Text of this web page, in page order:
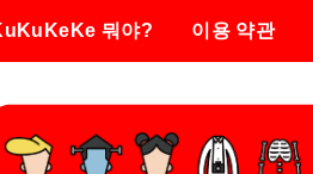
뭐야? 이용 약관